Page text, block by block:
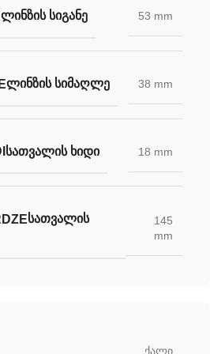
ᲚᲘᲜᲖᲘᲡ ᲡᲘᲒᲐᲜᲔ 53 mm
ᲚᲘᲜᲖᲘᲡ ᲡᲘᲛᲐᲦᲚᲔ 38 mm
ᲡᲐᲗᲕᲐᲚᲘᲡ ᲮᲘᲓᲘ 18 mm
ᲡᲐᲗᲕᲐᲚᲘᲡ
145
mm
ქალი